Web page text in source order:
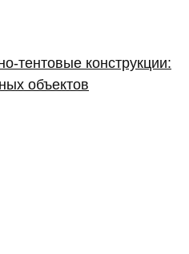
конструкции:
объектов